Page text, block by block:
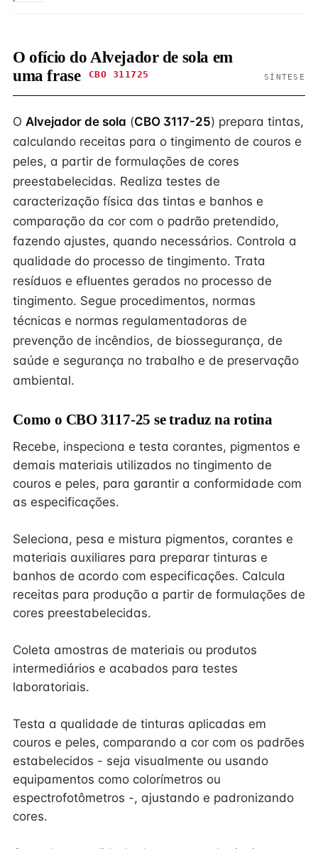
O ofício do Alvejador de sola em
uma frase
CBO 311725 SÍNTESE
O Alvejador de sola (CBO 3117-25) prepara tintas,
calculando receitas para o tingimento de couros e
peles, a partir de formulações de cores
preestabelecidas. Realiza testes de
caracterização física das tintas e banhos e
comparação da cor com o padrão pretendido,
fazendo ajustes, quando necessários. Controla a
qualidade do processo de tingimento. Trata
resíduos e efluentes gerados no processo de
tingimento. Segue procedimentos, normas
técnicas e normas regulamentadoras de
prevenção de incêndios, de biossegurança, de
saúde e segurança no trabalho e de preservação
ambiental.
Como o CBO 3117-25 se traduz na rotina
Recebe, inspeciona e testa corantes, pigmentos e
demais materiais utilizados no tingimento de
couros e peles, para garantir a conformidade com
as especificações.
Seleciona, pesa e mistura pigmentos, corantes e
materiais auxiliares para preparar tinturas e
banhos de acordo com especificações. Calcula
receitas para produção a partir de formulações de
cores preestabelecidas.
Coleta amostras de materiais ou produtos
intermediários e acabados para testes
laboratoriais.
Testa a qualidade de tinturas aplicadas em
couros e peles, comparando a cor com os padrões
estabelecidos - seja visualmente ou usando
equipamentos como colorímetros ou
espectrofotômetros -, ajustando e padronizando
cores.